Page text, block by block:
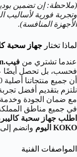
(ملاحظة: إن تضمين
وتجربة فورية لأساليب
الأجهزة المنافسة).
لماذا تختار جهاز سحبة
عندما تشتري من فيب.com
فحسب، بل تحصل أيضًا
نلتزم بتقديم أفضل
مع ضمان الجودة
في جميع مناطق المملكة.
KOKO اليوم
وانضم
المواصفات الفنية